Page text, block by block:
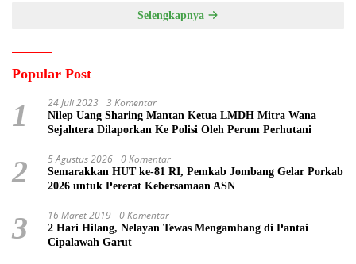
Selengkapnya
Popular Post
1 24 Juli 2023 3 Komentar
Nilep Uang Sharing Mantan Ketua LMDH Mitra Wana
Sejahtera Dilaporkan Ke Polisi Oleh Perum Perhutani
2 5 Agustus 2026 0 Komentar
Semarakkan HUT ke-81 RI, Pemkab Jombang Gelar Porkab
2026 untuk Pererat Kebersamaan ASN
3 16 Maret 2019 0 Komentar
2 Hari Hilang, Nelayan Tewas Mengambang di Pantai
Cipalawah Garut